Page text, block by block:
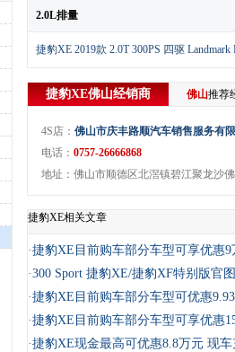
2.0L排量
捷豹XE 2019款 2.0T 300PS 四驱 Landmark
捷豹XE佛山经销商 佛山推荐
4S店： 佛山市庆丰路顺汽车销售服务有
电话： 0757-26666868
地址：佛山市顺德区北滘镇碧江聚龙沙
捷豹XE相关文章
·捷豹XE目前购车部分车型可享优惠9
·300 Sport 捷豹XE/捷豹XF特别版官
·捷豹XE目前购车部分车型可优惠
·捷豹XE目前购车部分车型可享优惠
·捷豹XE现金最高可优惠8.8万元 现车